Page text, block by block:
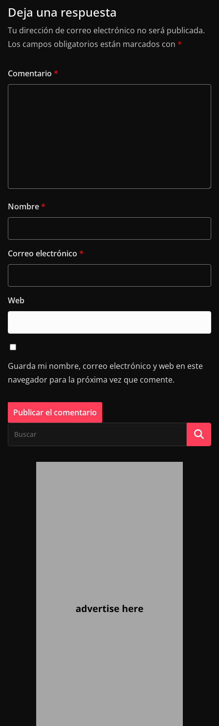
Deja una respuesta
Tu dirección de correo electrónico no será publicada.
Los campos obligatorios están marcados con *
Comentario *
Nombre*
Correo electrónico *
Web
Guarda mi nombre, correo electrónico y web en este
navegador para la próxima vez que comente.